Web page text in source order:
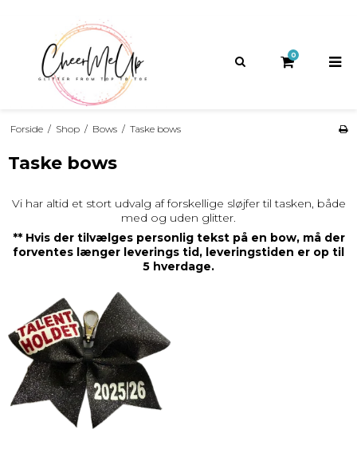
0
Forside / Shop / Bows / Taske bows
Taske bows
Vi har altid et stort udvalg af forskellige sløjfer til tasken, både
med og uden glitter.
** Hvis der tilvælges personlig tekst på en bow, må der
forventes længer leverings tid, leveringstiden er op til
5 hverdage.